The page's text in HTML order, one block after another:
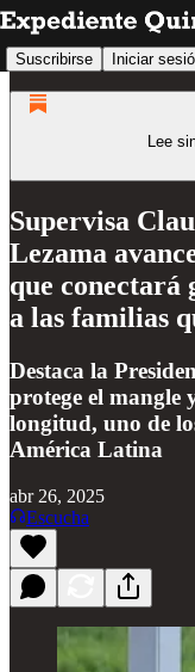
Suscribirse Iniciar
Lee
Supervisa
Lezama
que conectará
a las familias
Destaca la
protege el mangle
longitud, uno de
América Latina
abr 26, 2025
Escucha